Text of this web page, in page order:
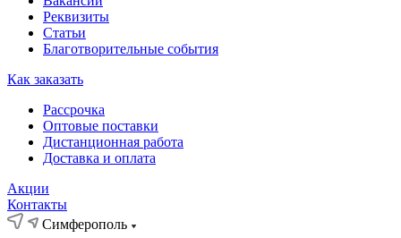
Реквизиты
Статьи
Благотворительные события
Как заказать
Рассрочка
Оптовые поставки
Дистанционная работа
Доставка и оплата
Акции
Контакты
Симферополь